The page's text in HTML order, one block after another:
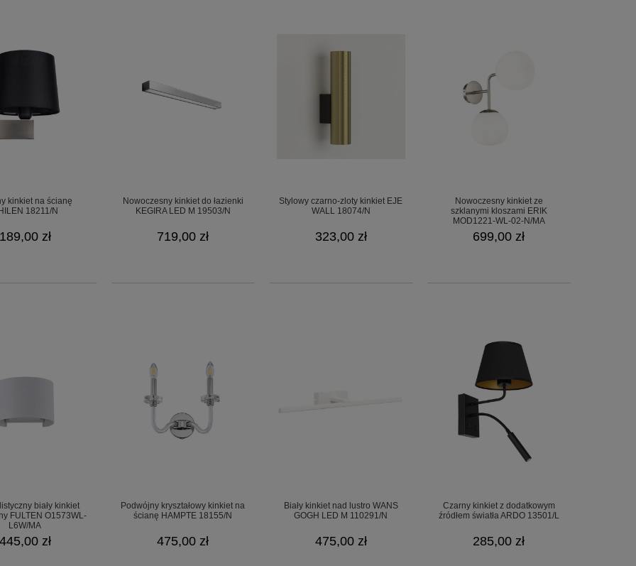
kinkiet na ścianę
18211/N
189,00 zł
Nowoczesny kinkiet do łazienki
KEGIRA LED M 19503/N
719,00 zł
Stylowy czarno-zloty kinkiet EJE
WALL 18074/N
323,00 zł
Nowoczesny kinkiet ze
szklanymi kloszami ERIK
MOD1221-WL-02-N/MA
699,00 zł
biały kinkiet
FULTEN O1573WL-
L6W/MA
445,00 zł
Podwójny kryształowy kinkiet na
ścianę HAMPTE 18155/N
475,00 zł
Biały kinkiet nad lustro WANS
GOGH LED M 110291/N
475,00 zł
Czarny kinkiet z dodatkowym
źródłem światła ARDO 13501/L
285,00 zł